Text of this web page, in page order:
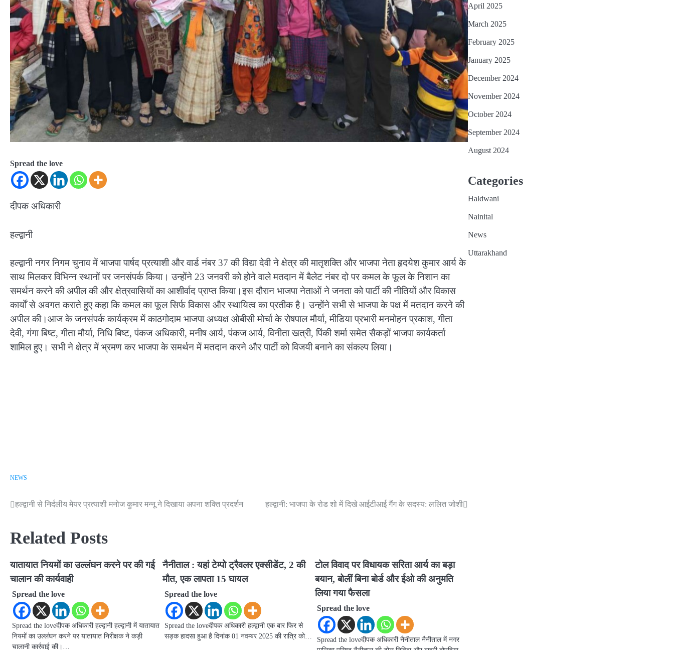
Spread the love
दीपक अधिकारी
हल्द्वानी
हल्द्वानी नगर निगम चुनाव में भाजपा पार्षद प्रत्याशी और वार्ड नंबर 37 की विद्या देवी ने क्षेत्र की मातृशक्ति और भाजपा नेता हृदयेश कुमार आर्य के
साथ मिलकर विभिन्न स्थानों पर जनसंपर्क किया। उन्होंने 23 जनवरी को होने वाले मतदान में बैलेट नंबर दो पर कमल के फूल के निशान का
समर्थन करने की अपील की और क्षेत्रवासियों का आशीर्वाद प्राप्त किया।इस दौरान भाजपा नेताओं ने जनता को पार्टी की नीतियों और विकास
कार्यों से अवगत कराते हुए कहा कि कमल का फूल सिर्फ विकास और स्थायित्व का प्रतीक है। उन्होंने सभी से भाजपा के पक्ष में मतदान करने की
अपील की।आज के जनसंपर्क कार्यक्रम में काठगोदाम भाजपा अध्यक्ष ओबीसी मोर्चा के रोषपाल मौर्या, मीडिया प्रभारी मनमोहन प्रकाश, गीता
देवी, गंगा बिष्ट, गीता मौर्या, निधि बिष्ट, पंकज अधिकारी, मनीष आर्य, पंकज आर्य, विनीता खत्री, पिंकी शर्मा समेत सैकड़ों भाजपा कार्यकर्ता
शामिल हुए। सभी ने क्षेत्र में भ्रमण कर भाजपा के समर्थन में मतदान करने और पार्टी को विजयी बनाने का संकल्प लिया।
NEWS
Post
हल्द्वानी से निर्दलीय मेयर प्रत्याशी मनोज कुमार मन्नू ने दिखाया अपना शक्ति प्रदर्शन हल्द्वानी: भाजपा के रोड शो में दिखे आईटीआई गैंग के सदस्य: ललित जोशी
Related Posts
यातायात नियमों का उल्लंघन करने पर की गई
चालान की कार्यवाही
Spread the love
Spread the loveदीपक अधिकारी हल्द्वानी हल्द्वानी में यातायात
नियमों का उल्लंघन करने पर यातायात निरीक्षक ने कड़ी
चालानी कार्रवाई की।…
नैनीताल : यहां टेम्पो ट्रैवलर एक्सीडेंट, 2 की
मौत, एक लापता 15 घायल
Spread the love
Spread the loveदीपक अधिकारी हल्द्वानी एक बार फिर से
सड़क हादसा हुआ है दिनांक 01 नवम्बर 2025 की रात्रि को…
टोल विवाद पर विधायक सरिता आर्य का बड़ा
बयान, बोलीं बिना बोर्ड और ईओ की अनुमति
लिया गया फैसला
Spread the love
Spread the loveदीपक अधिकारी नैनीताल नैनीताल में नगर
April 2025
March 2025
February 2025
January 2025
December 2024
November 2024
October 2024
September 2024
August 2024
Categories
Haldwani
Nainital
News
Uttarakhand